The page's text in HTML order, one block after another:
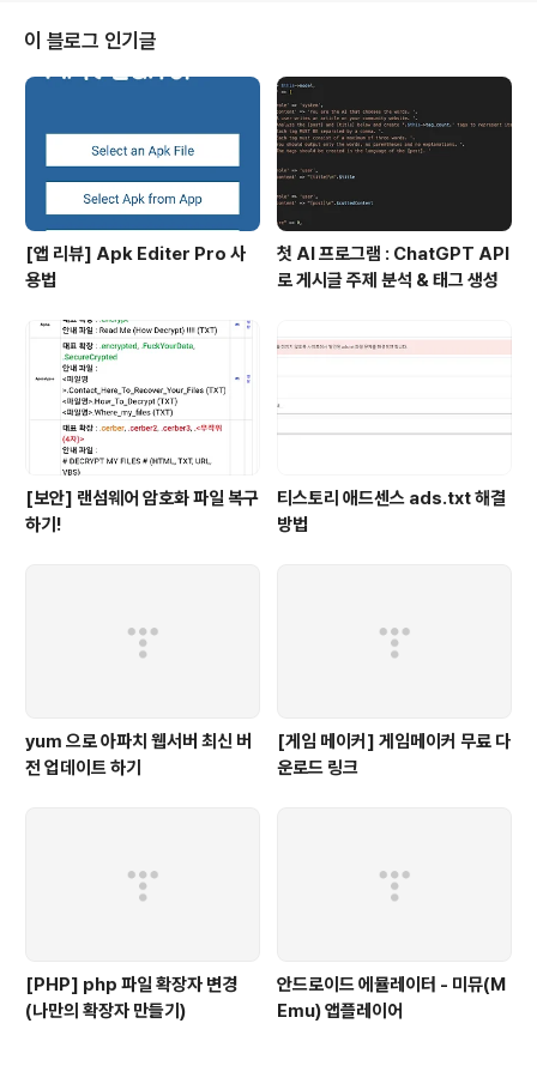
--------------------------------- 그리고 설명 들어
갑니다. 일단 'C4droid' 에서 달라진 점은 무엇인가? 1.영
어에서 한글로 변환2.이름 및 앱 사진 변경 이것이 달라졌
이 블로그 인기글
[앱 리뷰] Apk Editer Pro 사
용법
첫 AI 프로그램 : ChatGPT API
로 게시글 주제 분석 & 태그 생성
[보안] 랜섬웨어 암호화 파일 복구
하기!
티스토리 애드센스 ads.txt 해결
방법
yum 으로 아파치 웹서버 최신 버
전 업데이트 하기
[게임 메이커] 게임메이커 무료 다
운로드 링크
[PHP] php 파일 확장자 변경
(나만의 확장자 만들기)
안드로이드 에뮬레이터 - 미뮤(M
Emu) 앱플레이어